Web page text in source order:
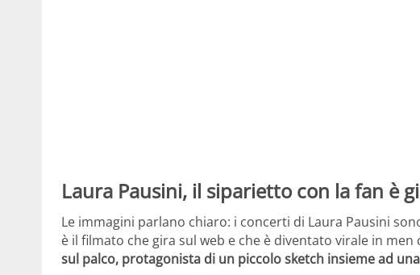
Laura Pausini, il siparietto con la fan è
Le immagini parlano chiaro: i concerti di Laura Pausini
è il filmato che gira sul web e che è diventato virale in men
sul palco, protagonista di un piccolo sketch insieme ad